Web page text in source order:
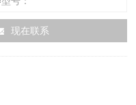
气连接的正确性。磁铁检查
对于PMM电机智能维护算
定压力控制的最佳参数，允
现在联系